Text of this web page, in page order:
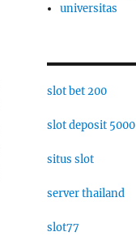
universitas
slot bet 200
slot deposit 5000
situs slot
server thailand
slot77